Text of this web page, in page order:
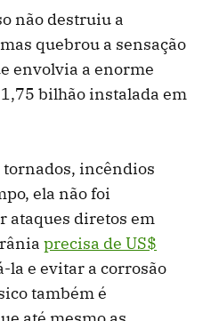
não destruiu a
quebrou a sensação
envolvia a enorme
bilhão instalada em
incêndios
ela não foi
ataques diretos em
precisa de US$
la e evitar a corrosão
também é